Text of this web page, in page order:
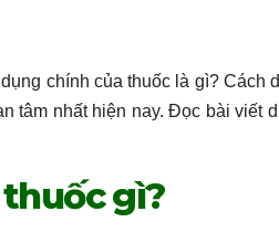
chính của thuốc là gì? Cách
tâm nhất hiện nay. Đọc bài viết
gì?